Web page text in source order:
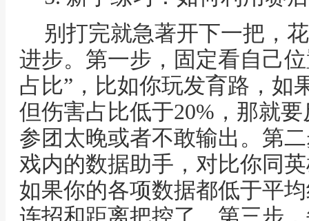
别打完就急著开下一把，
进步。第一步，固定看自己
占比”，比如你玩发育路，如
但伤害占比低于20%，那就
参团太晚或者不敢输出。第
戏内的数据助手，对比你同
如果你的各项数据都低于平